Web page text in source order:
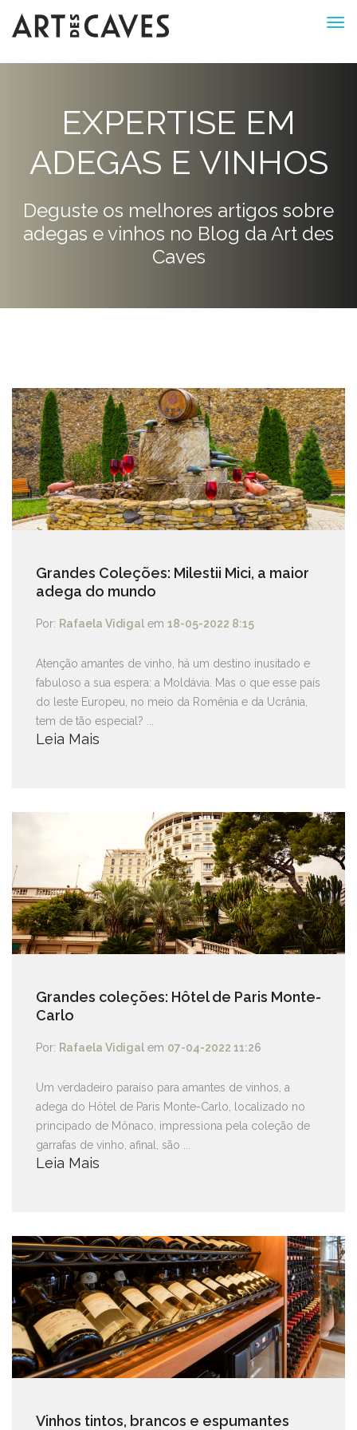
EXPERTISE EM
ADEGAS E VINHOS
Deguste os melhores artigos sobre
adegas e vinhos no Blog da Art des
Caves
Grandes Coleções: Milestii Mici, a maior
adega do mundo
Por: Rafaela Vidigal em 18-05-2022 8:15
Atenção amantes de vinho, há um destino inusitado e
fabuloso a sua espera: a Moldávia. Mas o que esse país
do leste Europeu, no meio da Romênia e da Ucrânia,
tem de tão especial? ...
Leia Mais
Grandes coleções: Hôtel de Paris Monte-
Carlo
Por: Rafaela Vidigal em 07-04-2022 11:26
Um verdadeiro paraíso para amantes de vinhos, a
adega do Hôtel de Paris Monte-Carlo, localizado no
principado de Mônaco, impressiona pela coleção de
garrafas de vinho, afinal, são ...
Leia Mais
Vinhos tintos, brancos e espumantes